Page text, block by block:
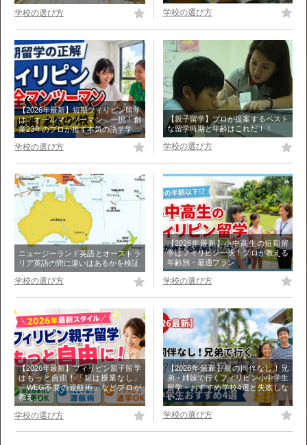
学校の選び方 学校の選び方
【2026年最新】短期フィリピン留学
は「オールマンツーマン」一択！創
業23年のプロが推す本気の語学学…
学校の選び方
【親子留学】プロが提案するベスト
な留学時期と年齢はこれだ！！
学校の選び方
ニュージーランド英語とオーストラ
リア英語の間に違いはあるかを検証
学校の選び方
【2026年最新】小中高生の短期留
学はフィリピン一択！プロが教える
年齢別・最適プラン
学校の選び方
【2026年最新】フィリピン親子留学
はもっと自由！「親は授業なし」
「WEG不要の渡航術」などプロが
教え…
学校の選び方
【2026年最新】親の同伴なし！兄
弟・姉妹で行くフィリピン小中学生
留学・おすすめ学校4選と失敗しな
い…
学校の選び方